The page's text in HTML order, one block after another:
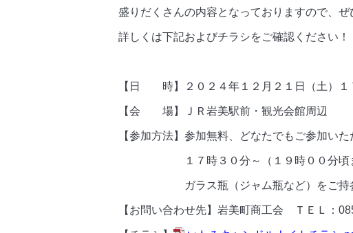
盛りだくさんの内容となっておりますので、
詳しくは下記およびチラシをご確認ください！
【日 時】２０２４年１２月２１日（土）１
【会 場】ＪＲ岩美駅前・観光会館周辺
【参加方法】参加無料、どなたでもご参加い
１７時３０分～（１９時００分頃まで
ガラス瓶（ジャム瓶など）をご持参くだ
【お問い合わせ先】岩美町商工会 ＴＥＬ：